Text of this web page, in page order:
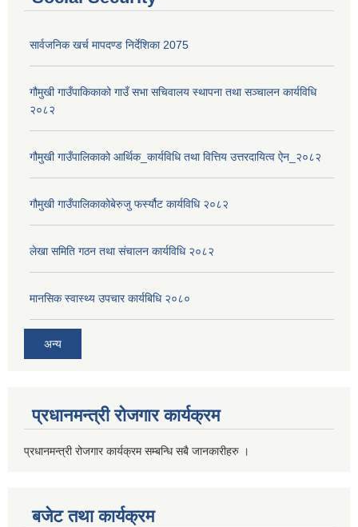
सार्वजनिक खर्च मापदण्ड निर्देशिका 2075
गौमुखी गाउँपाकिकाको गाउँ सभा सचिवालय स्थापना तथा सञ्चालन कार्यविधि
२०८२
गौमुखी गाउँपालिकाको आर्थिक_कार्यविधि तथा वित्तिय उत्तरदायित्व ऐन_२०८२
गौमुखी गाउँपालिकाकोबेरुजु फर्स्यौट कार्यविधि २०८२
लेखा समिति गठन तथा संचालन कार्यविधि २०८२
मानसिक स्वास्थ्य उपचार कार्यबिधि २०८०
अन्य
प्रधानमन्त्री रोजगार कार्यक्रम
प्रधानमन्त्री रोजगार कार्यक्रम सम्बन्धि सबै जानकारीहरु ।
बजेट तथा कार्यक्रम